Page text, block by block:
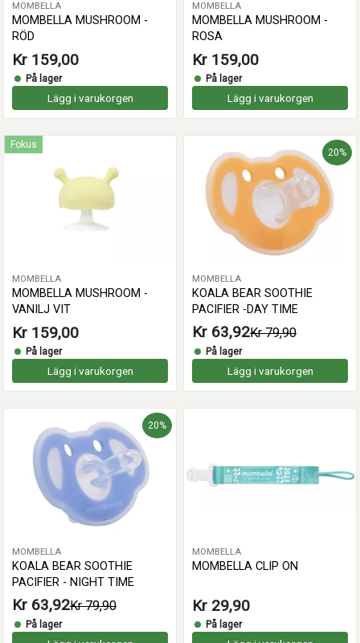
MOMBELLA
MOMBELLA MUSHROOM -
RÖD
Kr 159,00
På lager
Lägg i varukorgen
MOMBELLA
MOMBELLA MUSHROOM -
ROSA
Kr 159,00
På lager
Lägg i varukorgen
Fokus
MOMBELLA
MOMBELLA MUSHROOM -
VANILJ VIT
Kr 159,00
På lager
Lägg i varukorgen
20%
MOMBELLA
KOALA BEAR SOOTHIE
PACIFIER -DAY TIME
Kr 63,92Kr 79,90
På lager
Lägg i varukorgen
20%
MOMBELLA
KOALA BEAR SOOTHIE
PACIFIER - NIGHT TIME
Kr 63,92Kr 79,90
På lager
MOMBELLA
MOMBELLA CLIP ON
Kr 29,90
På lager